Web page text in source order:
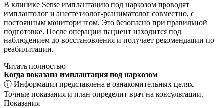
В клинике Sense имплантацию под наркозом проводят
имплантолог и анестезиолог-реаниматолог совместно, с
постоянным мониторингом. Это безопасно при правильной
подготовке. После операции пациент находится под
наблюдением до восстановления и получает рекомендации по
реабилитации.
Читать полностью
Когда показана имплантация под наркозом
ⓘ Информация представлена в ознакомительных целях.
Точные показания и план определит врач на консультации.
Показания